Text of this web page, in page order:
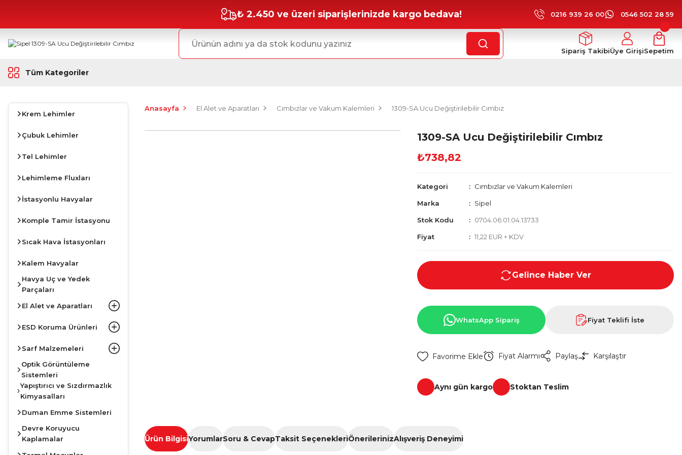
₺ 2.450 ve üzeri siparişlerinizde kargo bedava! 0216 939 26 00 0546 502 28 59
Sipariş TakibiÜye GirişiSepetim
Tüm Kategoriler
Krem Lehimler
Çubuk Lehimler
Tel Lehimler
Lehimleme Fluxları
İstasyonlu Havyalar
Komple Tamir İstasyonu
Sıcak Hava İstasyonları
Kalem Havyalar
Havya Uç ve Yedek
Parçaları
El Alet ve Aparatları
ESD Koruma Ürünleri
Sarf Malzemeleri
Optik Görüntüleme
Sistemleri
Yapıştırıcı ve Sızdırmazlık
Kimyasalları
Duman Emme Sistemleri
Devre Koruyucu
Kaplamalar
Anasayfa El Alet ve Aparatları Cımbızlar ve Vakum Kalemleri 1309-SA Ucu Değiştirilebilir Cımbız
1309-SA Ucu Değiştirilebilir Cımbız
₺738,82
Kategori Cımbızlar ve Vakum Kalemleri
Marka Sipel
Stok Kodu 0704.06.01.04.13733
Fiyat 11,22 EUR + KDV
Gelince Haber Ver
WhatsApp Sipariş Fiyat Teklifi İste
Fiyat Alarmı Paylaş Karşılaştır
Aynı gün kargo Stoktan Teslim
Ürün BilgisiYorumlarSoru & CevapTaksit SeçenekleriÖnerilerinizAlışveriş Deneyimi